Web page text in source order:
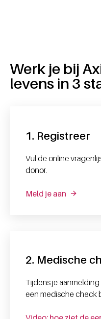
Werk je bij
levens in 3
1. Registreer
Vul de online
donor.
Meld je aan
2. Medische
Tijdens je aanmelding
een medische check